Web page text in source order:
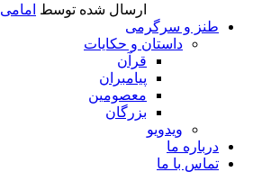
ارسال شده توسط امامی
طنز و سرگرمی
داستان و حکایات
قرآن
پیامبران
معصومین
بزرگان
ویدویو
درباره ما
تماس با ما